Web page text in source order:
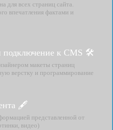
для всех страниц сайта.
впечатления фактами и
подключение к CMS 🛠
макеты страниц
верстку и программирование
🖋
представленной от
видео)